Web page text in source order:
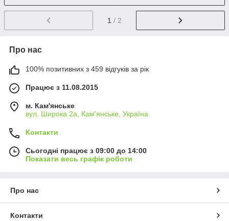
1 / 2
Про нас
100% позитивних з 459 відгуків за рік
Працює з 11.08.2015
м. Кам'янське
вул. Широка 2а, Кам'янське, Україна
Контакти
Сьогодні працює з 09:00 до 14:00
Показати весь графік роботи
Про нас
Контакти